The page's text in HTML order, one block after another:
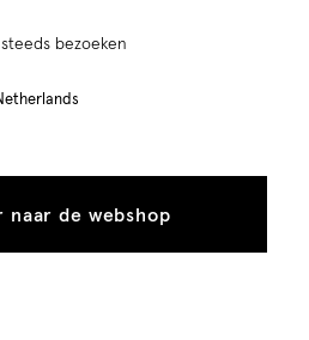
daarmee vergelijkbare
bezoeken
naar de webshop